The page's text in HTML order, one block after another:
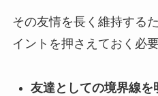
その友情を長く維持する
イントを押さえておく必
友達としての境界線を